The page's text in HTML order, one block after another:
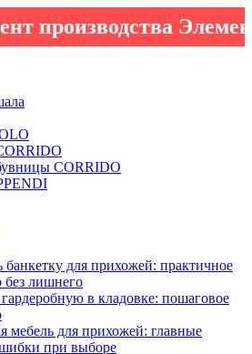
производства
CORRIDO
банкетку для прихожей: практичное
без лишнего
гардеробную в кладовке: пошаговое
мебель для прихожей: главные
при выборе